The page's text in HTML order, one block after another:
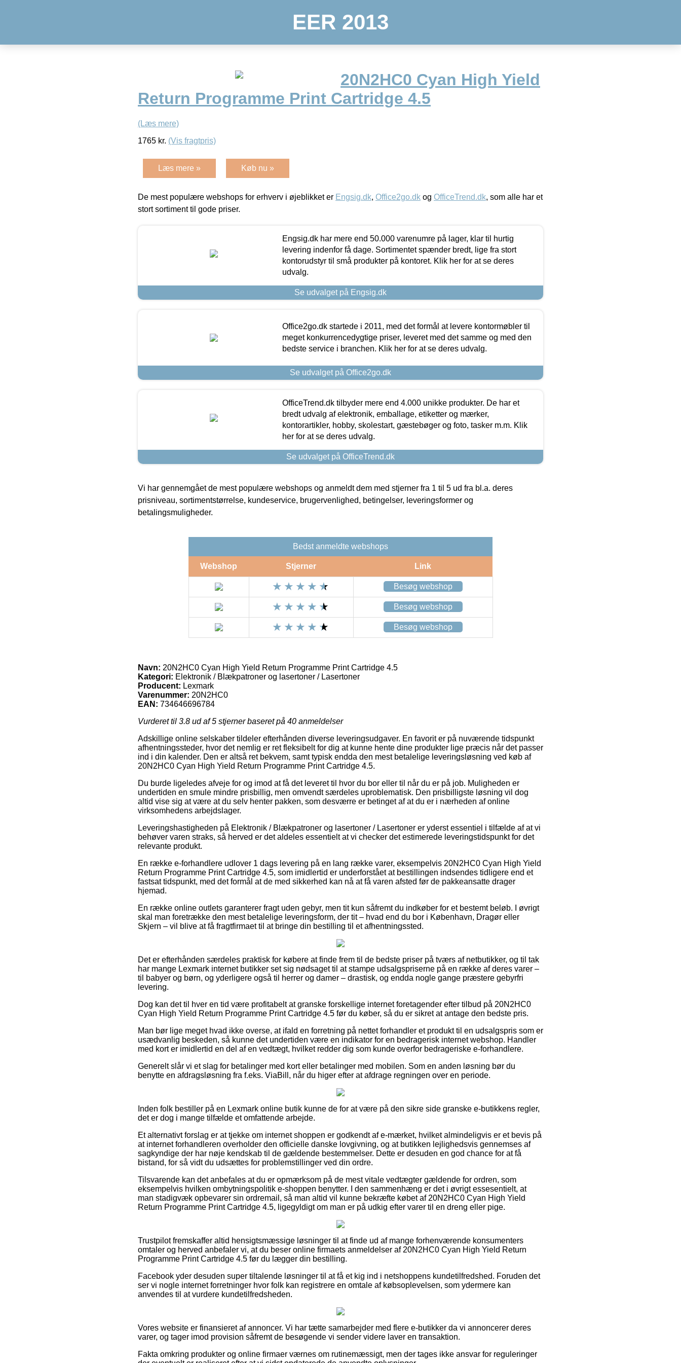
EER 2013
20N2HC0 Cyan High Yield
Return Programme Print Cartridge 4.5
(Læs mere)
1765 kr. (Vis fragtpris)
Læs mere » Køb nu »
De mest populære webshops for erhverv i øjeblikket er Engsig.dk, Office2go.dk og OfficeTrend.dk, som alle har et
stort sortiment til gode priser.
Engsig.dk har mere end 50.000 varenumre på lager, klar til hurtig
levering indenfor få dage. Sortimentet spænder bredt, lige fra stort
kontorudstyr til små produkter på kontoret. Klik her for at se deres
udvalg.
Se udvalget på Engsig.dk
Office2go.dk startede i 2011, med det formål at levere kontormøbler til
meget konkurrencedygtige priser, leveret med det samme og med den
bedste service i branchen. Klik her for at se deres udvalg.
Se udvalget på Office2go.dk
OfficeTrend.dk tilbyder mere end 4.000 unikke produkter. De har et
bredt udvalg af elektronik, emballage, etiketter og mærker,
kontorartikler, hobby, skolestart, gæstebøger og foto, tasker m.m. Klik
her for at se deres udvalg.
Se udvalget på OfficeTrend.dk
Vi har gennemgået de mest populære webshops og anmeldt dem med stjerner fra 1 til 5 ud fra bl.a. deres
prisniveau, sortimentstørrelse, kundeservice, brugervenlighed, betingelser, leveringsformer og
betalingsmuligheder.
Bedst anmeldte webshops
Webshop Stjerner Link
Besøg webshop
Besøg webshop
Besøg webshop
Navn: 20N2HC0 Cyan High Yield Return Programme Print Cartridge 4.5
Kategori: Elektronik / Blækpatroner og lasertoner / Lasertoner
Producent: Lexmark
Varenummer: 20N2HC0
EAN: 734646696784
Vurderet til 3.8 ud af 5 stjerner baseret på 40 anmeldelser
Adskillige online selskaber tildeler efterhånden diverse leveringsudgaver. En favorit er på nuværende tidspunkt
afhentningssteder, hvor det nemlig er ret fleksibelt for dig at kunne hente dine produkter lige præcis når det passer
ind i din kalender. Den er altså ret bekvem, samt typisk endda den mest betalelige leveringsløsning ved køb af
20N2HC0 Cyan High Yield Return Programme Print Cartridge 4.5.
Du burde ligeledes afveje for og imod at få det leveret til hvor du bor eller til når du er på job. Muligheden er
undertiden en smule mindre prisbillig, men omvendt særdeles uproblematisk. Den prisbilligste løsning vil dog
altid vise sig at være at du selv henter pakken, som desværre er betinget af at du er i nærheden af online
virksomhedens arbejdslager.
Leveringshastigheden på Elektronik / Blækpatroner og lasertoner / Lasertoner er yderst essentiel i tilfælde af at vi
behøver varen straks, så herved er det aldeles essentielt at vi checker det estimerede leveringstidspunkt for det
relevante produkt.
En række e-forhandlere udlover 1 dags levering på en lang række varer, eksempelvis 20N2HC0 Cyan High Yield
Return Programme Print Cartridge 4.5, som imidlertid er underforstået at bestillingen indsendes tidligere end et
fastsat tidspunkt, med det formål at de med sikkerhed kan nå at få varen afsted før de pakkeansatte drager
hjemad.
En række online outlets garanterer fragt uden gebyr, men tit kun såfremt du indkøber for et bestemt beløb. I øvrigt
skal man foretrække den mest betalelige leveringsform, der tit – hvad end du bor i København, Dragør eller
Skjern – vil blive at få fragtfirmaet til at bringe din bestilling til et afhentningssted.
Det er efterhånden særdeles praktisk for købere at finde frem til de bedste priser på tværs af netbutikker, og til tak
har mange Lexmark internet butikker set sig nødsaget til at stampe udsalgspriserne på en række af deres varer –
til babyer og børn, og yderligere også til herrer og damer – drastisk, og endda nogle gange præstere gebyrfri
levering.
Dog kan det til hver en tid være profitabelt at granske forskellige internet foretagender efter tilbud på 20N2HC0
Cyan High Yield Return Programme Print Cartridge 4.5 før du køber, så du er sikret at antage den bedste pris.
Man bør lige meget hvad ikke overse, at ifald en forretning på nettet forhandler et produkt til en udsalgspris som er
usædvanlig beskeden, så kunne det undertiden være en indikator for en bedragerisk internet webshop. Handler
med kort er imidlertid en del af en vedtægt, hvilket redder dig som kunde overfor bedrageriske e-forhandlere.
Generelt slår vi et slag for betalinger med kort eller betalinger med mobilen. Som en anden løsning bør du
benytte en afdragsløsning fra f.eks. ViaBill, når du higer efter at afdrage regningen over en periode.
Inden folk bestiller på en Lexmark online butik kunne de for at være på den sikre side granske e-butikkens regler,
det er dog i mange tilfælde et omfattende arbejde.
Et alternativt forslag er at tjekke om internet shoppen er godkendt af e-mærket, hvilket almindeligvis er et bevis på
at internet forhandleren overholder den officielle danske lovgivning, og at butikken lejlighedsvis gennemses af
sagkyndige der har nøje kendskab til de gældende bestemmelser. Dette er desuden en god chance for at få
bistand, for så vidt du udsættes for problemstillinger ved din ordre.
Tilsvarende kan det anbefales at du er opmærksom på de mest vitale vedtægter gældende for ordren, som
eksempelvis hvilken ombytningspolitik e-shoppen benytter. I den sammenhæng er det i øvrigt essesentielt, at
man stadigvæk opbevarer sin ordremail, så man altid vil kunne bekræfte købet af 20N2HC0 Cyan High Yield
Return Programme Print Cartridge 4.5, ligegyldigt om man er på udkig efter varer til en dreng eller pige.
Trustpilot fremskaffer altid hensigtsmæssige løsninger til at finde ud af mange forhenværende konsumenters
omtaler og herved anbefaler vi, at du beser online firmaets anmeldelser af 20N2HC0 Cyan High Yield Return
Programme Print Cartridge 4.5 før du lægger din bestilling.
Facebook yder desuden super tiltalende løsninger til at få et kig ind i netshoppens kundetilfredshed. Foruden det
ser vi nogle internet forretninger hvor folk kan registrere en omtale af købsoplevelsen, som ydermere kan
anvendes til at vurdere kundetilfredsheden.
Vores website er finansieret af annoncer. Vi har tætte samarbejder med flere e-butikker da vi annoncerer deres
varer, og tager imod provision såfremt de besøgende vi sender videre laver en transaktion.
Fakta omkring produkter og online firmaer værnes om rutinemæssigt, men der tages ikke ansvar for reguleringer